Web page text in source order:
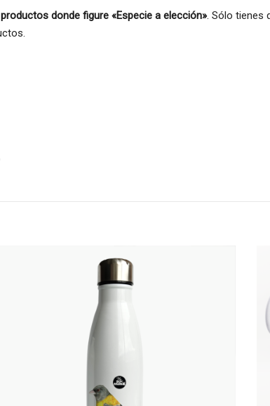
donde figure «Especie a elección». Sólo tienes